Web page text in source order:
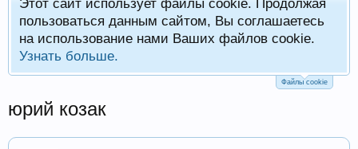
пользоваться данным сайтом, Вы соглашаетесь
на использование нами Ваших файлов cookie.
Узнать больше.
Файлы cookie
юрий козак